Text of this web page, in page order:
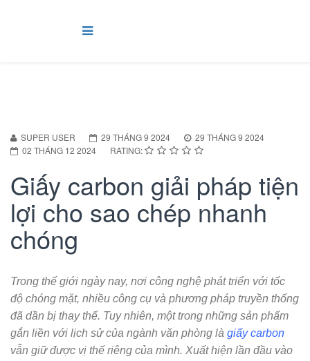
SUPER USER 29 THÁNG 9 2024
29 THÁNG 9 2024
02 THÁNG 12 2024
RATING:
Giấy carbon giải pháp tiện
lợi cho sao chép nhanh
chóng
Trong thế giới ngày nay, nơi công nghệ phát triển với tốc
độ chóng mặt, nhiều công cụ và phương pháp truyền thống
đã dần bị thay thế. Tuy nhiên, một trong những sản phẩm
gắn liền với lịch sử của ngành văn phòng là giấy carbon
vẫn giữ được vị thế riêng của mình. Xuất hiện lần đầu vào